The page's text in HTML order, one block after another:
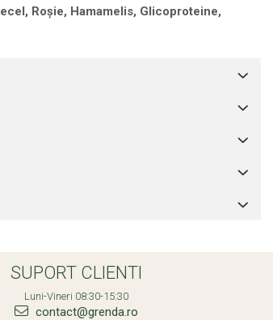
Roșie, Hamamelis, Glicoproteine,
SUPORT CLIENTI
Luni-Vineri 08:30-15:30
contact@grenda.ro